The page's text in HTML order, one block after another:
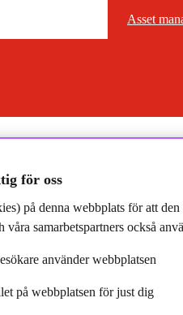
Asset
Asset
för oss
på denna webbplats för att
våra samarbetspartners också
använder webbplatsen
på webbplatsen för just dig